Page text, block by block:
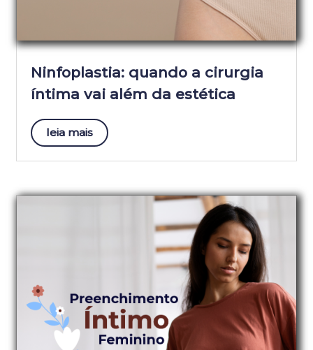
Ninfoplastia: quando a cirurgia
íntima vai além da estética
leia mais